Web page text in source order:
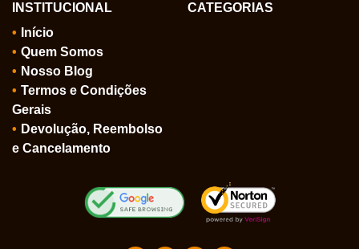
INSTITUCIONAL
Início
Quem Somos
Nosso Blog
Termos e Condições
Gerais
Devolução, Reembolso
e Cancelamento
CATEGORIAS